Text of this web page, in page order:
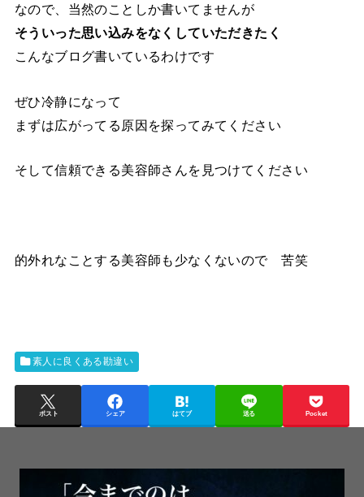
なので、当然のことしか書いてませんが
そういった思い込みをなくしていただきたく
こんなブログ書いているわけです
ぜひ冷静になって
まずは広がってる原因を探ってみてください
そして信頼できる美容師さんを見つけてください
的外れなことする美容師も少なくないので 苦笑
素人に良くある勘違い
ポスト シェア はてブ 送る Pocket